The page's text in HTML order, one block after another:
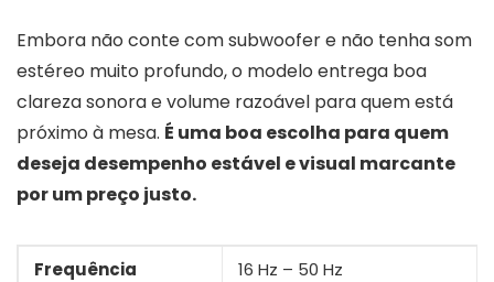
Embora não conte com subwoofer e não tenha som
estéreo muito profundo, o modelo entrega boa
clareza sonora e volume razoável para quem está
próximo à mesa. É uma boa escolha para quem
deseja desempenho estável e visual marcante
por um preço justo.
Frequência 16 Hz – 50 Hz